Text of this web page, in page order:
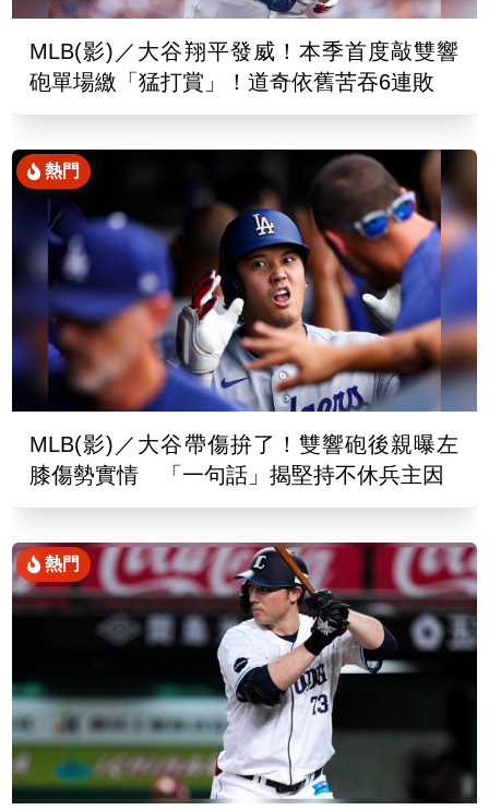
MLB(影)／大谷翔平發威！本季首度敲雙響
砲單場繳「猛打賞」！道奇依舊苦吞6連敗
熱門
MLB(影)／大谷帶傷拚了！雙響砲後親曝左
膝傷勢實情 「一句話」揭堅持不休兵主因
熱門